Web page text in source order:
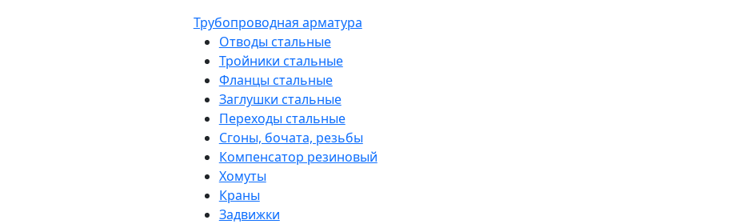
Трубопроводная арматура
Отводы стальные
Тройники стальные
Фланцы стальные
Заглушки стальные
Переходы стальные
Сгоны, бочата, резьбы
Компенсатор резиновый
Хомуты
Краны
Задвижки